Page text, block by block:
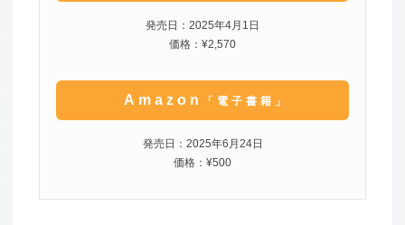
発売日：2025年4月1日
価格：¥2,570
Amazon 「電子書籍」
発売日：2025年6月24日
価格：¥500